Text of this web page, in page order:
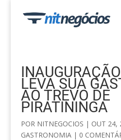
LEVA SUA
AO TREVO DE
PIRATININGA
POR NITNEGOCIOS | OUT 24,
GASTRONOMIA| 0